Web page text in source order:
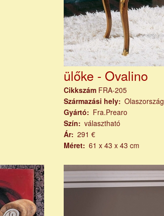
ülőke - Ovalino
Cikkszám FRA-205
Származási hely
Olaszország
Gyártó
Fra.Prearo
Szín
választható
Ár 291 €
Méret
61 x 43 x 43 cm